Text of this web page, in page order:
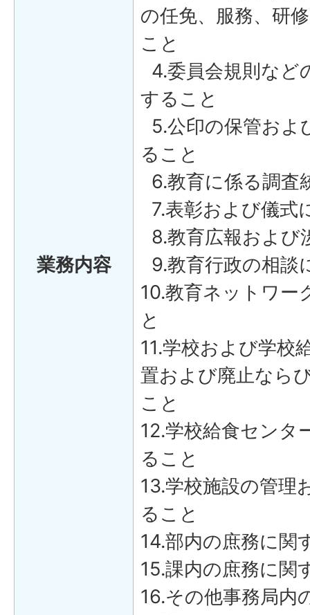
業務内容
の任免、服務、研
こと
4.委員会規則など
すること
5.公印の保管およ
ること
6.教育に係る調
7.表彰および儀
8.教育広報およ
9.教育行政の相
10.教育ネットワー
と
11.学校および学校
置および廃止なら
こと
12.学校給食センタ
ること
13.学校施設の管理
ること
14.部内の庶務に関
15.課内の庶務に関
16.その他事務局内